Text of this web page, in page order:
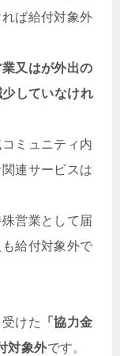
ば給付対象外
又はが外出の
していなけれ
ミュニティ内
連サービスは
営業として届
給付対象外で
けた
「協力金
対象外です。